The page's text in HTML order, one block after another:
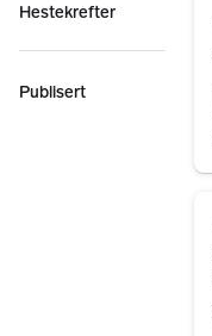
Hestekrefter
Publisert